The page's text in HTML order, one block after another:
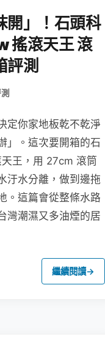
開」！石頭科
搖滾天王 滾
評測
定你家地板乾不乾淨
」。這次要開箱的石
王，用 27cm 滾筒
汙水分離，做到邊拖
。這篇會從整條水路
灣潮濕又多油煙的居
繼續閱讀→